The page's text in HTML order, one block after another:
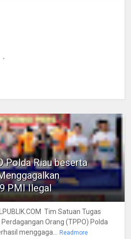
Polda Riau beserta
PMI Ilegal
Tim Satuan Tugas
Orang (TPPO) Polda
menggaga...
Readmore